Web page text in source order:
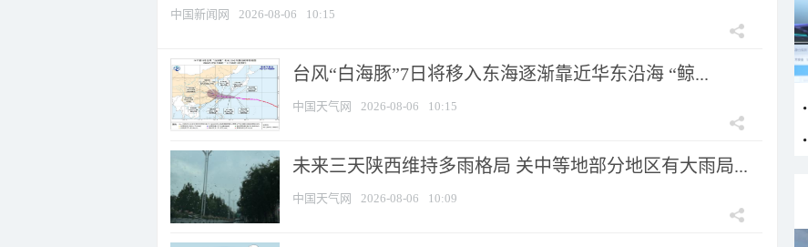
中国新闻网 2026-08-06 10:15
台风“白海豚”7日将移入东海逐渐靠近华东沿海 “鲸...
中国天气网 2026-08-06 10:15
未来三天陕西维持多雨格局 关中等地部分地区有大雨局...
中国天气网 2026-08-06 10:09